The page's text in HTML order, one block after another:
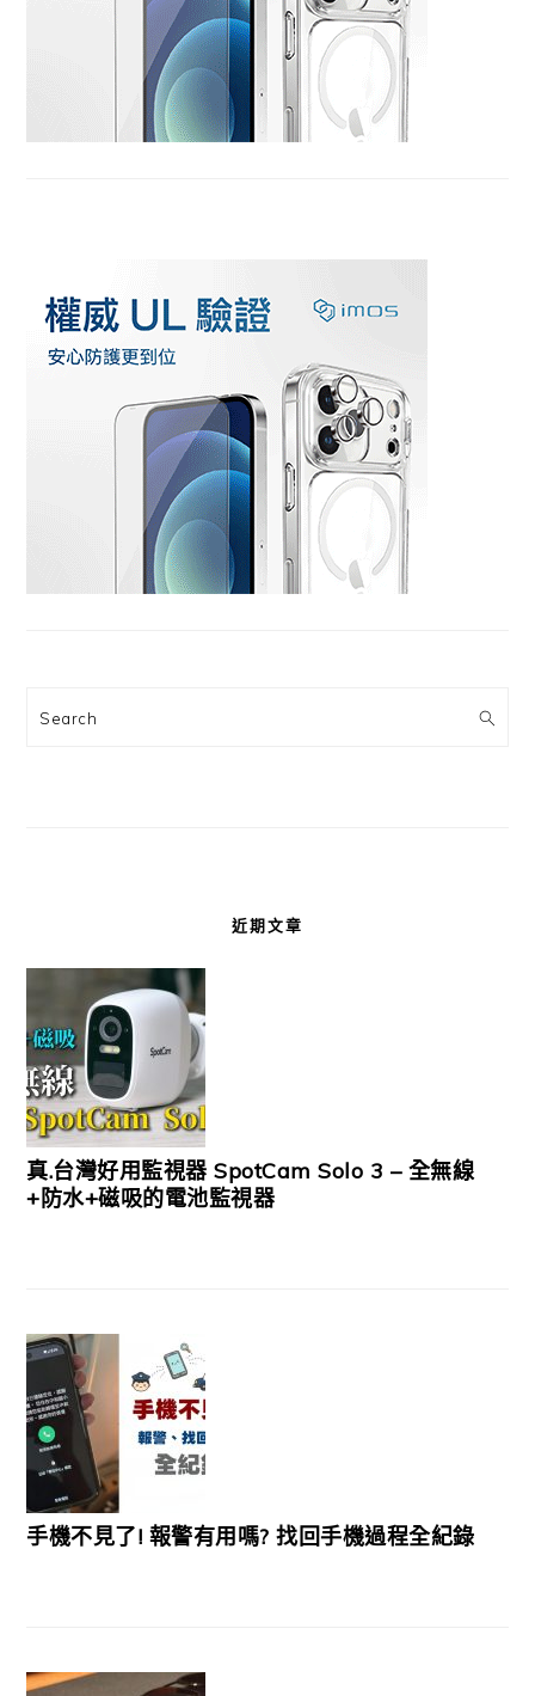
Search
近期文章
真.台灣好用監視器 SpotCam Solo 3 – 全無線
+防水+磁吸的電池監視器
手機不見了! 報警有用嗎? 找回手機過程全紀錄